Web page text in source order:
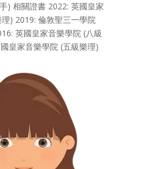
) 相關證書 2022: 英國皇家
) 2019: 倫敦聖三一學院
英國皇家音樂學院 (八級
皇家音樂學院 (五級樂理)